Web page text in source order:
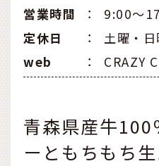
営業時間
：
9:00〜
定休日
：
土曜・日
web
： CRAZY
青森県産牛100
ーともちもち